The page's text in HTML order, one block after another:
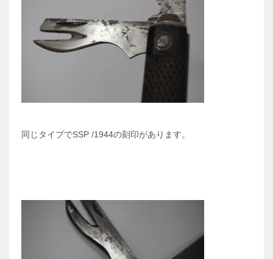
同じタイプでSSP /1944の刻印があります。